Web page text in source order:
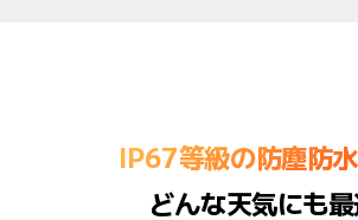
IP67等級の防塵防
どんな天気にも